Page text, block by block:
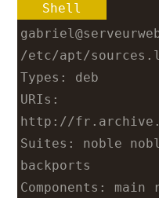
Shell
/etc/apt/
Types: deb
URIs:
http://
Suites: noble
backports
Components: